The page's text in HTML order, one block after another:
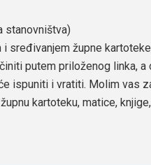
stanovništva)
sređivanjem župne
putem priloženog linka,
ispuniti i vratiti. Molim vas
kartoteku, matice,